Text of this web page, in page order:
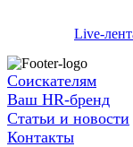
Live-
Соискателям
Ваш HR-бренд
Статьи и новости
Контакты